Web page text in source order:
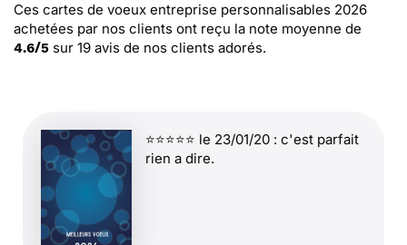
Ces cartes de voeux entreprise personnalisables 2026
achetées par nos clients ont reçu la note moyenne de
4.6/5 sur 19 avis de nos clients adorés.
⭐⭐⭐⭐⭐ le 23/01/20 : c'est parfait
rien a dire.